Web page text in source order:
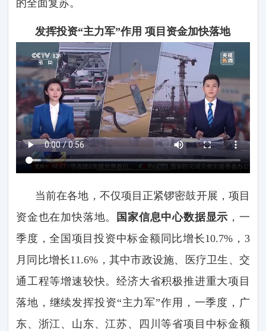
的全面复苏。
发挥投资“主力军”作用 项目资金加快落地
当前在各地，不仅项目正紧锣密鼓开展，项目
资金也在加快落地。
国家信息中心数据显示 ，一
季度，全国项目投资中标金额同比增长10.7%，3
月同比增长11.6%，其中市政设施、医疗卫生、交
通工程等增速较快。经济大省积极推进重大项目
落地，继续发挥投资“主力军”作用，一季度，广
东、浙江、山东、江苏、四川等省项目中标金额